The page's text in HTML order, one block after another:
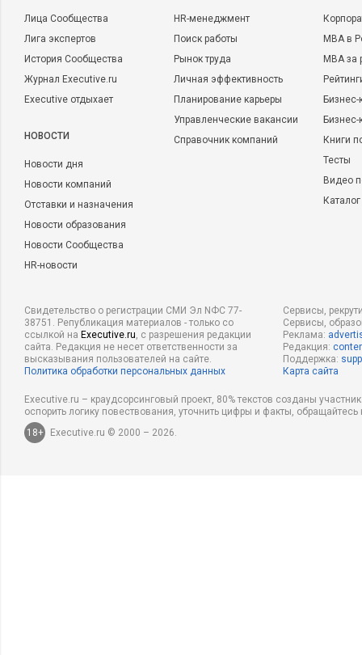
Лица Сообщества
Лига экспертов
История Сообщества
Журнал Executive.ru
Executive отдыхает
НОВОСТИ
Новости дня
Новости компаний
Отставки и назначения
Новости образования
Новости Сообщества
HR-новости
HR-менеджмент
Поиск работы
Рынок труда
Личная эффективность
Планирование карьеры
Управленческие вакансии
Справочник компаний
MBA в
MBA
Бизнес-
Книги
Тесты
Видео
Свидетельство о регистрации СМИ Эл NФС 77-
38751. Републикация материалов - только со
ссылкой на Executive.ru, с разрешения редакции
сайта. Редакция не несет ответственности за
высказывания пользователей на сайте.
Политика обработки персональных данных
Сервисы,
Сервисы,
Реклама:
Редакция:
Поддержка:
Карта сайта
Executive.ru – краудсорсинговый проект, 80% текстов созданы
оспорить логику повествования, уточнить цифры и факты,
18+
Executive.ru © 2000 – 2026.